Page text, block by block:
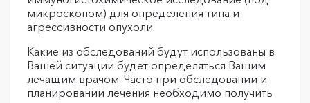
микроскопом) для определения типа и
агрессивности опухоли.
Какие из обследований будут использованы в
Вашей ситуации будет определяться Вашим
лечащим врачом. Часто при обследовании и
планировании лечения необходимо получить